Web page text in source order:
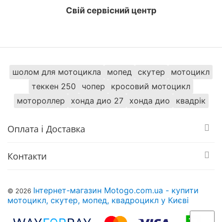
Кропивницький, Рівне, Хмельницький, Кременчук,
Свій сервісний центр
шолом для мотоцикла мопед скутер
мотоцикл
теккен 250
чопер
кросовий мотоцикл
мотороллер
хонда дио 27 хонда дио квадрік
Оплата і Доставка
Контакти
© 2026 Інтернет-магазин Motogo.com.ua - купити
мотоцикл, скутер, мопед, квадроцикл у Києві